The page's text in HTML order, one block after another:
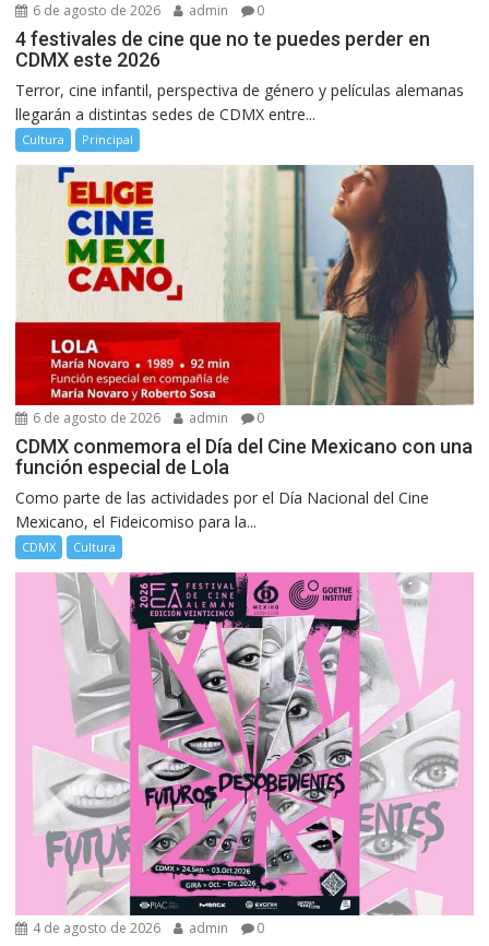
6 de agosto de 2026 admin 0
4 festivales de cine que no te puedes perder en
CDMX este 2026
Terror, cine infantil, perspectiva de género y películas alemanas
llegarán a distintas sedes de CDMX entre...
Cultura Principal
6 de agosto de 2026 admin 0
CDMX conmemora el Día del Cine Mexicano con una
función especial de Lola
Como parte de las actividades por el Día Nacional del Cine
Mexicano, el Fideicomiso para la...
CDMX Cultura
4 de agosto de 2026 admin 0